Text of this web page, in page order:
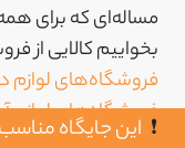
این جایگاه مناسب
مساله‌ای که برای
بخواییم کالایی از
فروشگاه‌های لوازم
فروشگاه‌های لوازم